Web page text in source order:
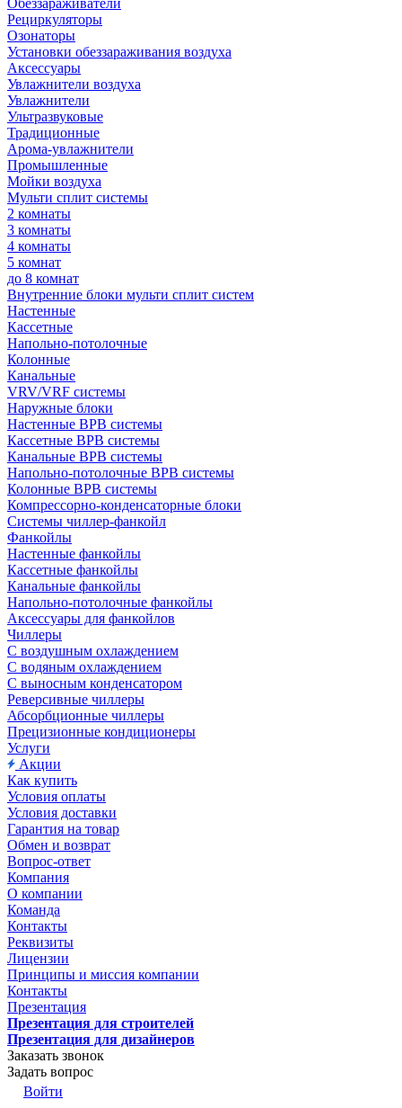
Обеззараживатели
Рециркуляторы
Озонаторы
Установки обеззараживания воздуха
Аксессуары
Увлажнители воздуха
Увлажнители
Ультразвуковые
Традиционные
Арома-увлажнители
Промышленные
Мойки воздуха
Мульти сплит системы
2 комнаты
3 комнаты
4 комнаты
5 комнат
до 8 комнат
Внутренние блоки мульти сплит систем
Настенные
Кассетные
Напольно-потолочные
Колонные
Канальные
VRV/VRF системы
Наружные блоки
Настенные ВРВ системы
Кассетные ВРВ системы
Канальные ВРВ системы
Напольно-потолочные ВРВ системы
Колонные ВРВ системы
Компрессорно-конденсаторные блоки
Системы чиллер-фанкойл
Фанкойлы
Настенные фанкойлы
Кассетные фанкойлы
Канальные фанкойлы
Напольно-потолочные фанкойлы
Аксессуары для фанкойлов
Чиллеры
С воздушным охлаждением
С водяным охлаждением
С выносным конденсатором
Реверсивные чиллеры
Абсорбционные чиллеры
Прецизионные кондиционеры
Услуги
Акции
Как купить
Условия оплаты
Условия доставки
Гарантия на товар
Обмен и возврат
Вопрос-ответ
Компания
О компании
Команда
Контакты
Реквизиты
Лицензии
Принципы и миссия компании
Контакты
Презентация
Презентация для строителей
Презентация для дизайнеров
Заказать звонок
Задать вопрос
Войти